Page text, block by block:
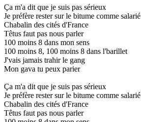
Ça m'a dit que je suis pas sérieux
Je préfère rester sur le bitume comme salarié
Chabalin des cités d'France
Têtus faut pas nous parler
100 moins 8 dans mon sens
100 moins 8, 100 moins 8 dans l'barillet
J'vais jamais trahir le gang
Mon gava tu peux parier
Ça m'a dit que je suis pas sérieux
Je préfère rester sur le bitume comme salarié
Chabalin des cités d'France
Têtus faut pas nous parler